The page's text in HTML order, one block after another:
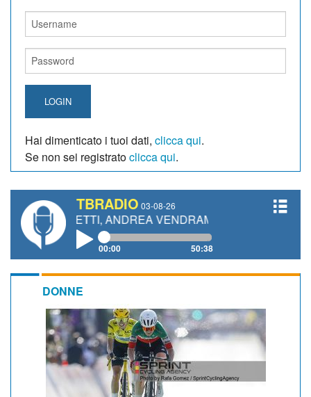
LOGIN
Hai dimenticato i tuoi dati, clicca qui.
Se non sei registratoclicca qui.
TBRADIO 03-08-26
ANDREA VENDRAME, FILIPPO FIORELLI
00:00 50:38
DONNE